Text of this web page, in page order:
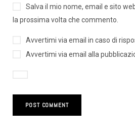
Salva il mio nome, email e sito
la prossima volta che commento.
Avvertimi via email in caso di
Avvertimi via email alla